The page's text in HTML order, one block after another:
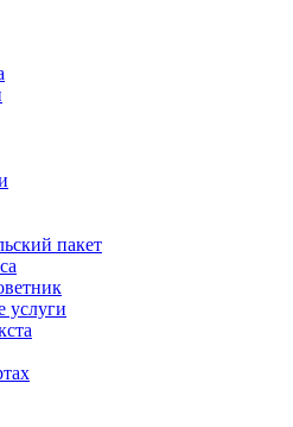
пакет
услуги